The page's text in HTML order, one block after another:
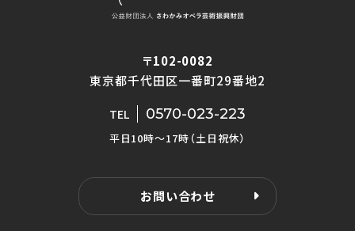
〒102-0082
東京都千代田区一番町29番地2
TEL 0570-023-223
平日10時〜17時（土日祝休）
お問い合わせ